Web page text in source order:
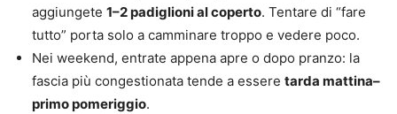
aggiungete 1–2 padiglioni al coperto. Tentare di “fare
tutto” porta solo a camminare troppo e vedere poco.
Nei weekend, entrate appena apre o dopo pranzo: la
fascia più congestionata tende a essere tarda mattina–
primo pomeriggio.